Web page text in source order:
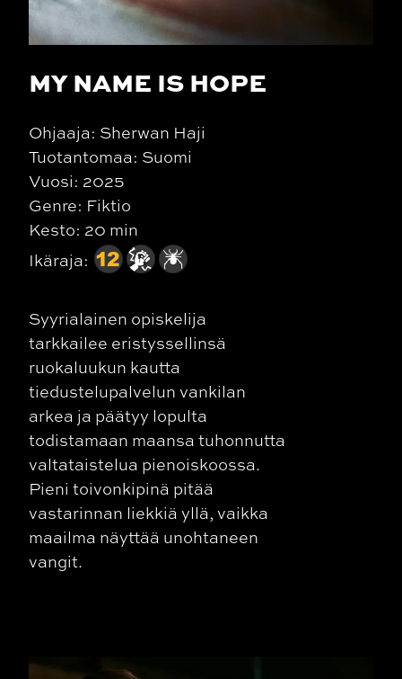
MY NAME IS HOPE
Ohjaaja: Sherwan Haji
Tuotantomaa: Suomi
Vuosi: 2025
Genre: Fiktio
Kesto: 20 min
Ikäraja:
Syyrialainen opiskelija
tarkkailee eristyssellinsä
ruokaluukun kautta
tiedustelupalvelun vankilan
arkea ja päätyy lopulta
todistamaan maansa tuhonnutta
valtataistelua pienoiskoossa.
Pieni toivonkipinä pitää
vastarinnan liekkiä yllä, vaikka
maailma näyttää unohtaneen
vangit.